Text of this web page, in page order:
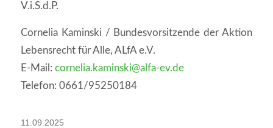
V.i.S.d.P.
Cornelia Kaminski / Bundesvorsitzende der Aktion
Lebensrecht für Alle, ALfA e.V.
E-Mail: cornelia.kaminski@alfa-ev.de
Telefon: 0661/95250184
11.09.2025